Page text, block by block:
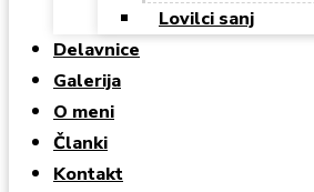
Lovilci sanj
Delavnice
Galerija
O meni
Članki
Kontakt